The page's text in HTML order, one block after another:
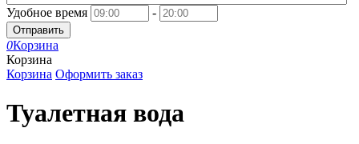
Удобное время -
Отправить
0Корзина
Корзина
Корзина Оформить заказ
Туалетная вода